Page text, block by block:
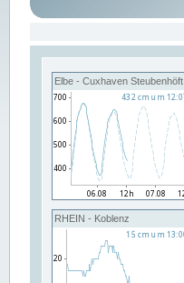
Elbe - Cuxhaven Steubenhöft
RHEIN - Koblenz